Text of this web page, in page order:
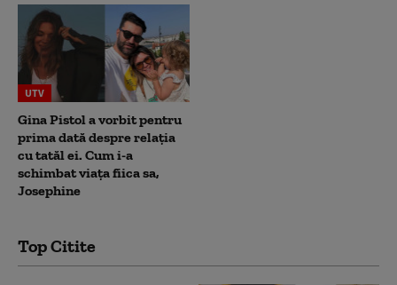
UTV
Gina Pistol a vorbit pentru
prima dată despre relația
cu tatăl ei. Cum i-a
schimbat viața fiica sa,
Josephine
Top Citite